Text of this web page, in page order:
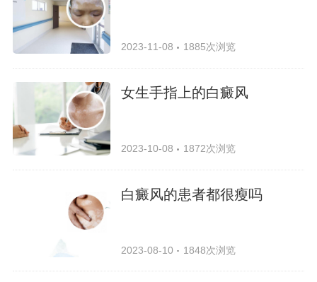
2023-11-08 1885次浏览
女生手指上的白癜风
2023-10-08 1872次浏览
白癜风的患者都很瘦吗
2023-08-10 1848次浏览